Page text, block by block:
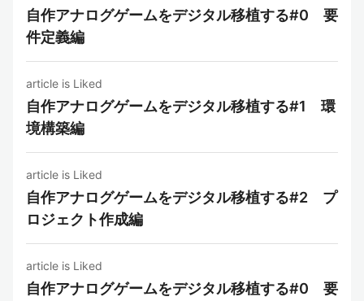
自作アナログゲームをデジタル移植する#0 要
件定義編
article is Liked
自作アナログゲームをデジタル移植する#1 環
境構築編
article is Liked
自作アナログゲームをデジタル移植する#2 プ
ロジェクト作成編
article is Liked
自作アナログゲームをデジタル移植する#0 要